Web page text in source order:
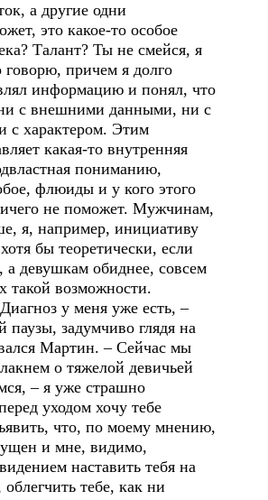
а другие одни
это какое-то особое
Талант? Ты не смейся, я
говорю, причем я долго
информацию и понял, что
ни с внешними данными, ни с
с характером. Этим
какая-то внутренняя
пониманию,
флюиды и у кого этого
не поможет. Мужчинам,
я, например, инициативу
бы теоретически, если
а девушкам обиднее, совсем
такой возможности.
у меня уже есть, –
паузы, задумчиво глядя на
Мартин. – Сейчас мы
о тяжелой девичьей
– я уже страшно
уходом хочу тебе
что, по моему мнению,
и мне, видимо,
наставить тебя на
тебе, как ни